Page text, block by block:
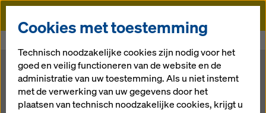
Doka
Onderwateroplossing voor verkeersstroom
Onderwateropl
Cookies met toestemming
Technisch noodzakelijke cookies zijn nodig voor het
goed en veilig functioneren van de website en de
administratie van uw toestemming. Als u niet instemt
met de verwerking van uw gegevens door het
plaatsen van technisch noodzakelijke cookies, krijgt u